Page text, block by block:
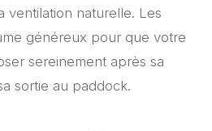
ventilation naturelle. Les
généreux pour que votre
sereinement après sa
sortie au paddock.